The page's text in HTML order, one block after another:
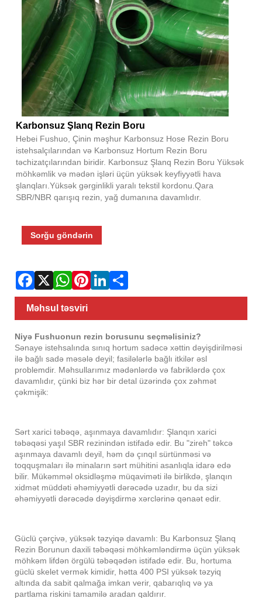
Karbonsuz Şlanq Rezin Boru
Hebei Fushuo, Çinin məşhur Karbonsuz Hose Rezin Boru
istehsalçılarından və Karbonsuz Hortum Rezin Boru
təchizatçılarından biridir. Karbonsuz Şlanq Rezin Boru Yüksək
möhkəmlik və mədən işləri üçün yüksək keyfiyyətli hava
şlanqları.Yüksək gərginlikli yaralı tekstil kordonu.Qara
SBR/NBR qarışıq rezin, yağ dumanına davamlıdır.
Sorğu göndərin
Məhsul təsviri
Niyə Fushuonun rezin borusunu seçməlisiniz?
Sənaye istehsalında sınıq hortum sadəcə xəttin dəyişdirilməsi
ilə bağlı sadə məsələ deyil; fasilələrlə bağlı itkilər əsl
problemdir. Məhsullarımız mədənlərdə və fabriklərdə çox
davamlıdır, çünki biz hər bir detal üzərində çox zəhmət
çəkmişik:
Sərt xarici təbəqə, aşınmaya davamlıdır: Şlanqın xarici
təbəqəsi yaşıl SBR rezinindən istifadə edir. Bu "zireh" təkcə
aşınmaya davamlı deyil, həm də çınqıl sürtünməsi və
toqquşmaları ilə minaların sərt mühitini asanlıqla idarə edə
bilir. Mükəmməl oksidləşmə müqaviməti ilə birlikdə, şlanqın
xidmət müddəti əhəmiyyətli dərəcədə uzadır, bu da sizi
əhəmiyyətli dərəcədə dəyişdirmə xərclərinə qənaət edir.
Güclü çərçivə, yüksək təzyiqə davamlı: Bu Karbonsuz Şlanq
Rezin Borunun daxili təbəqəsi möhkəmləndirmə üçün yüksək
möhkəm lifdən örgülü təbəqədən istifadə edir. Bu, hortuma
güclü skelet vermək kimidir, hətta 400 PSI yüksək təzyiq
altında da sabit qalmağa imkan verir, qabarıqlıq və ya
partlama riskini tamamilə aradan qaldırır.